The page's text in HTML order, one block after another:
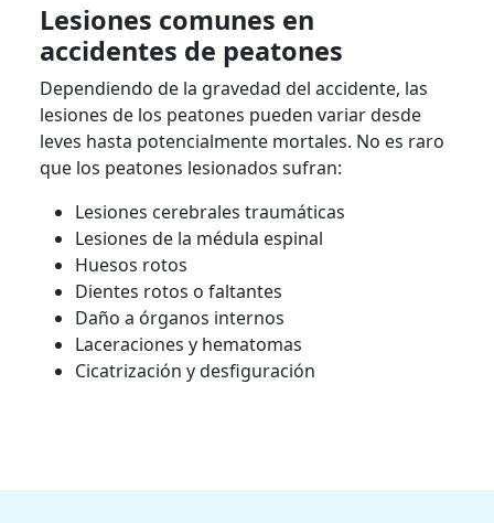
Lesiones comunes en
accidentes de peatones
Dependiendo de la gravedad del accidente, las
lesiones de los peatones pueden variar desde
leves hasta potencialmente mortales. No es raro
que los peatones lesionados sufran:
Lesiones cerebrales traumáticas
Lesiones de la médula espinal
Huesos rotos
Dientes rotos o faltantes
Daño a órganos internos
Laceraciones y hematomas
Cicatrización y desfiguración